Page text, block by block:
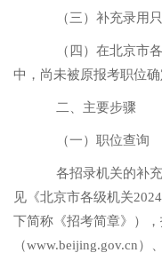
（三）补充录用
（四）在北京市
中，尚未被原报考职位确
二、主要步骤
（一）职位查询
各招录机关的补
见《北京市各级机关
下简称《招考简章》）
（www.beijing.gov.cn）